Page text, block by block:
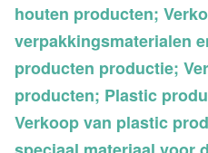
houten producten;
verpakkingsmaterialen
producten productie;
producten; Plastic
Verkoop van plastic